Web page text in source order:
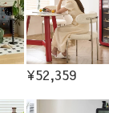
¥52,359